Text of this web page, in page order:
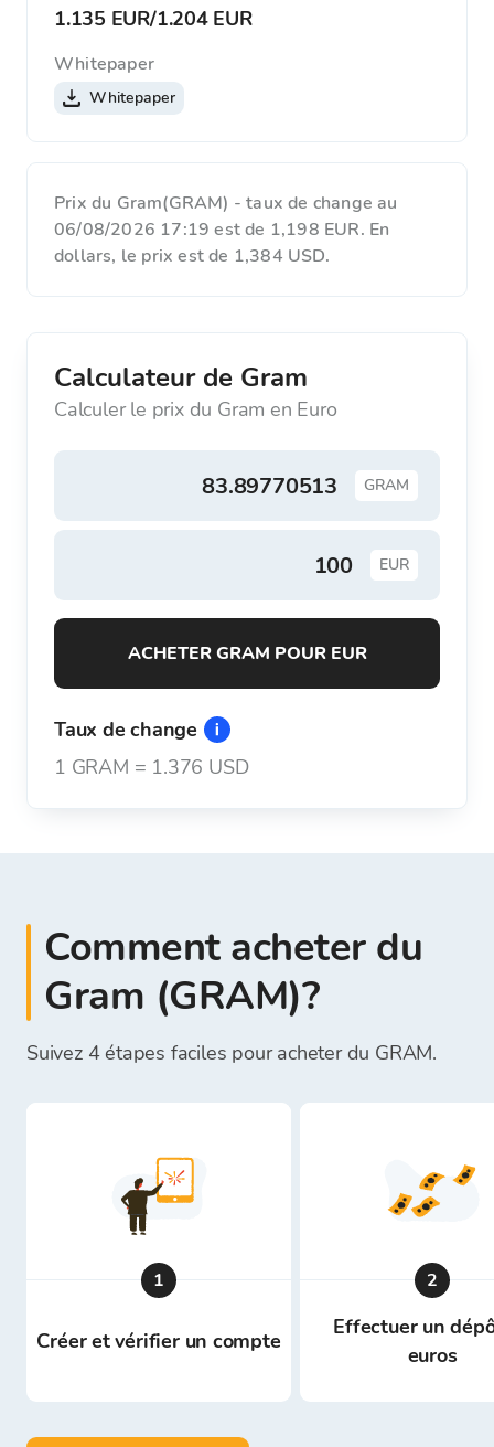
1.135 EUR/1.204 EUR
Whitepaper
Whitepaper
Prix du Gram(GRAM) - taux de change au
06/08/2026 17:19 est de 1,198 EUR. En
dollars, le prix est de 1,384 USD.
Calculateur de Gram
Calculer le prix du Gram en Euro
GRAM
EUR
ACHETER GRAM POUR EUR
Taux de change
1 GRAM = 1.376 USD
Comment acheter du
Gram (GRAM)?
Suivez 4 étapes faciles pour acheter du GRAM.
1
Créer et vérifier un compte
2
Effectuer un
euros